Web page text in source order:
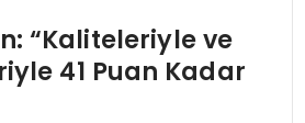
“Kaliteleriyle ve
41 Puan Kadar